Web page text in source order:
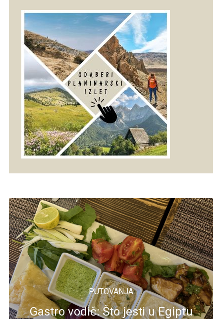
PUTOVANJA
Gastro vodič: Što jesti u Egiptu